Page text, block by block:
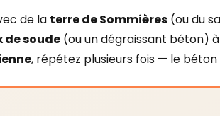
de la terre de Sommières (ou du
de soude (ou un dégraissant béton)
, répétez plusieurs fois — le